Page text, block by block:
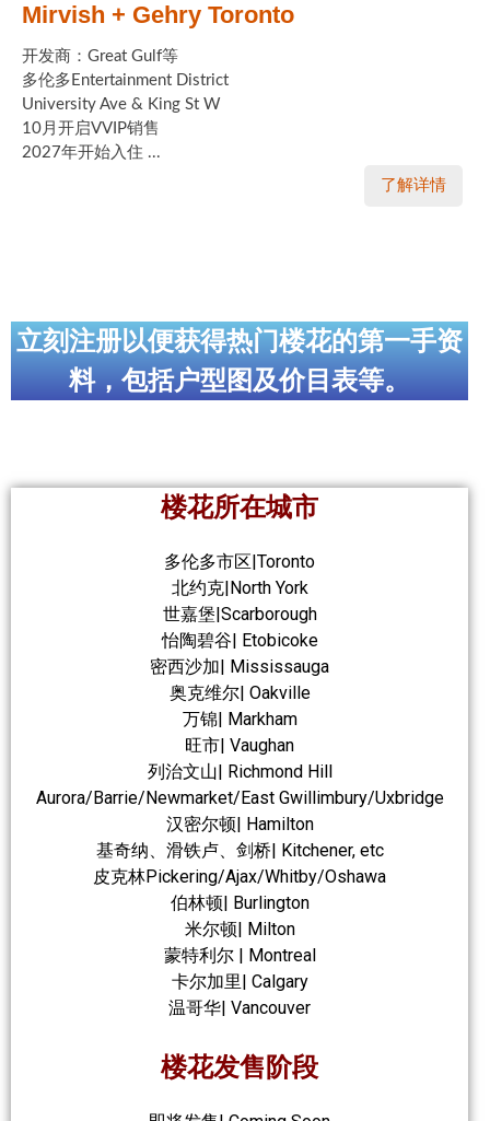
Mirvish + Gehry Toronto
开发商：Great Gulf等
多伦多Entertainment District
University Ave & King St W
10月开启VVIP销售
2027年开始入住 ...
了解详情
立刻注册以便获得热门楼花的第一手资
料，包括户型图及价目表等。
楼花所在城市
多伦多市区|Toronto
北约克|North York
世嘉堡|Scarborough
怡陶碧谷| Etobicoke
密西沙加| Mississauga
奥克维尔| Oakville
万锦| Markham
旺市| Vaughan
列治文山| Richmond Hill
Aurora/Barrie/Newmarket/East Gwillimbury/Uxbridge
汉密尔顿| Hamilton
基奇纳、滑铁卢、剑桥| Kitchener, etc
皮克林Pickering/Ajax/Whitby/Oshawa
伯林顿| Burlington
米尔顿| Milton
蒙特利尔 | Montreal
卡尔加里| Calgary
温哥华| Vancouver
楼花发售阶段